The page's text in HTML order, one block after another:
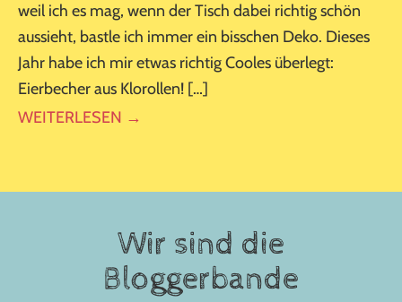
weil ich es mag, wenn der Tisch dabei richtig schön
aussieht, bastle ich immer ein bisschen Deko. Dieses
Jahr habe ich mir etwas richtig Cooles überlegt:
Eierbecher aus Klorollen! […]
WEITERLESEN →
Wir sind die
Bloggerbande